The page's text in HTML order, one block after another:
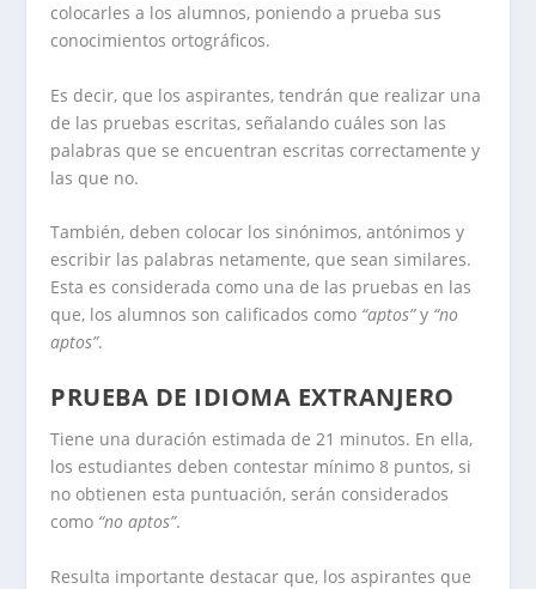
colocarles a los alumnos, poniendo a prueba sus
conocimientos ortográficos.
Es decir, que los aspirantes, tendrán que realizar una
de las pruebas escritas, señalando cuáles son las
palabras que se encuentran escritas correctamente y
las que no.
También, deben colocar los sinónimos, antónimos y
escribir las palabras netamente, que sean similares.
Esta es considerada como una de las pruebas en las
que, los alumnos son calificados como “aptos”y “no
aptos”.
PRUEBA DE IDIOMA EXTRANJERO
Tiene una duración estimada de 21 minutos. En ella,
los estudiantes deben contestar mínimo 8 puntos, si
no obtienen esta puntuación, serán considerados
como “no aptos”.
Resulta importante destacar que, los aspirantes que